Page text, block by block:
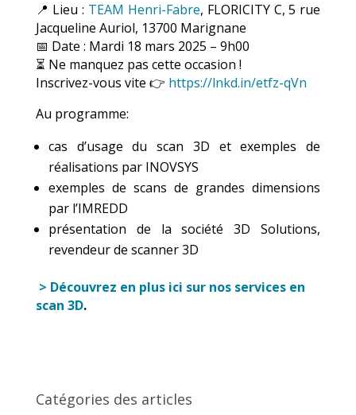
📍 Lieu : TEAM Henri-Fabre, FLORICITY C, 5 rue
Jacqueline Auriol, 13700 Marignane
📅 Date : Mardi 18 mars 2025 – 9h00
⏳ Ne manquez pas cette occasion !
Inscrivez-vous vite 👉 https://lnkd.in/etfz-qVn
Au programme:
cas d’usage du scan 3D et exemples de
réalisations par INOVSYS
exemples de scans de grandes dimensions
par l’IMREDD
présentation de la société 3D Solutions,
revendeur de scanner 3D
> Découvrez en plus ici sur nos services en
scan 3D.
Catégories des articles